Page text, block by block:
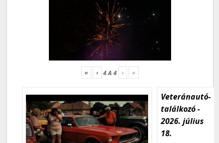
« ‹ 4A 4 › »
Veteránautó-
találkozó -
2026. július
18.